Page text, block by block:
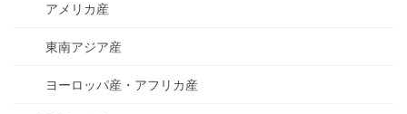
アメリカ産
東南アジア産
ヨーロッパ産・アフリカ産